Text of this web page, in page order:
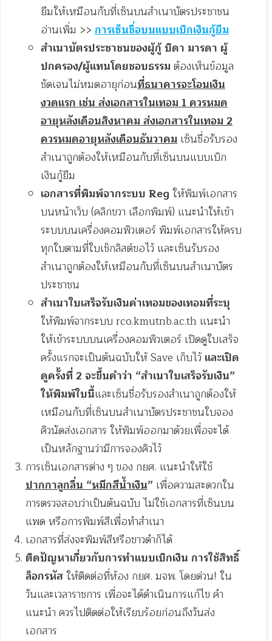
ยืมให้เหมือนกับที่เซ็นบนสำเนาบัตรประชาชน
อ่านเพิ่ม >> การเซ็นชื่อบนแบบเบิกเงินกู้ยืม
สำเนาบัตรประชาชนของผู้กู้ บิดา มารดา ผู้
ปกครอง/ผู้แทนโดยชอบธรรม ต้องเห็นข้อมูล
ชัดเจนไม่หมดอายุก่อนที่ธนาคารจะโอนเงิน
งวดแรก เช่น ส่งเอกสารในเทอม 1 ควรหมด
อายุหลังเดือนสิงหาคมส่งเอกสารในเทอม 2
ควรหมดอายุหลังเดือนธันวาคม เซ็นชื่อรับรอง
สำเนาถูกต้องให้เหมือนกับที่เซ็นบนแบบเบิก
เงินกู้ยืม
เอกสารที่พิมพ์จากระบบ Reg ให้พิมพ์เอกสาร
บนหน้าเว็บ (คลิกขวา เลือกพิมพ์) แนะนำให้เข้า
ระบบบนเครื่องคอมพิวเตอร์ พิมพ์เอกสารให้ครบ
ทุกใบตามที่ใบเช็กลิสต์ขอไว้ และเซ็นรับรอง
สำเนาถูกต้องให้เหมือนกับที่เซ็นบนสำเนาบัตร
ประชาชน
สำเนาใบเสร็จรับเงินค่าเทอมของเทอมที่ระบุ
ให้พิมพ์จากระบบ rco.kmutnb.ac.th แนะนำ
ให้เข้าระบบบนเครื่องคอมพิวเตอร์ เปิดดูใบเสร็จ
ครั้งแรกจะเป็นต้นฉบับให้ Save เก็บไว้และเปิด
ดูครั้งที่ 2 จะขึ้นคำว่า “สำเนาใบเสร็จรับเงิน”
ให้พิมพ์ใบนี้และเซ็นชื่อรับรองสำเนาถูกต้องให้
เหมือนกับที่เซ็นบนสำเนาบัตรประชาชนใบจอง
คิวนัดส่งเอกสาร ให้พิมพ์ออกมาด้วยเพื่อจะได้
เป็นหลักฐานว่ามีการจองคิวไว้
การเซ็นเอกสารต่าง ๆ ของ กยศ. แนะนำให้ใช้
ปากกาลูกลื่น “หมึกสีน้ำเงิน” เพื่อความสะดวกใน
การตรวจสอบว่าเป็นต้นฉบับ ไม่ใช้เอกสารที่เซ็นบน
แพด หรือการพิมพ์สีเพื่อทำสำเนา
เอกสารที่ส่งจะพิมพ์สีหรือขาวดำก็ได้
ติดปัญหาเกี่ยวกับการทำแบบเบิกเงิน การใช้สิทธิ์
ล็อกรหัสให้ติดต่อที่ห้อง กยศ. มจพ. โดยด่วน! ใน
วันและเวลาราชการ เพื่อจะได้ดำเนินการแก้ไข คำ
แนะนำ ควรไปติดต่อให้เรียบร้อยก่อนถึงวันส่ง
เอกสาร